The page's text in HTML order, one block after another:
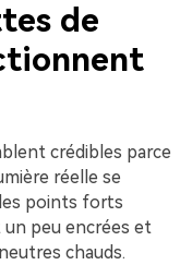
de
crédibles parce
réelle se
points forts
peu encrées et
chauds.